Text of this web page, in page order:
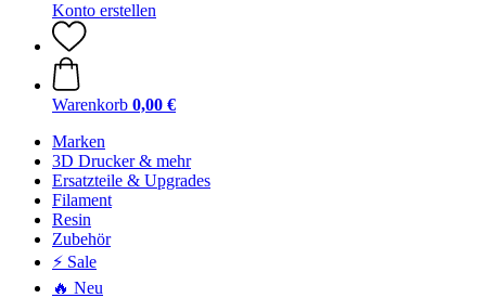
Konto erstellen
Warenkorb 0,00 €
Marken
3D Drucker & mehr
Ersatzteile & Upgrades
Filament
Resin
Zubehör
⚡ Sale
🔥 Neu